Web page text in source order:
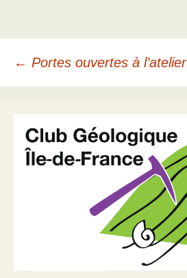
Navigation
des
articles
← Portes ouvertes à l’atelier